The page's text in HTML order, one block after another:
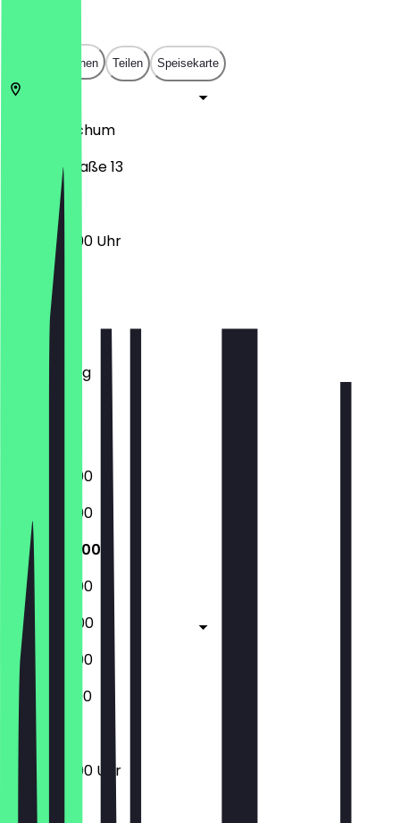
In App öffnen Teilen Speisekarte
Bochum
Kortumstraße 13
16:00 - 23:00 Uhr
Montag
Dienstag
Mittwoch
Donnerstag
16:00 - 23:00
16:00 - 23:00
16:00 - 23:00
16:00 - 23:00
16:00 - 03:00
12:00 - 03:00
12:00 - 23:00
16:00 - 23:00 Uhr